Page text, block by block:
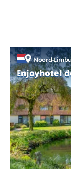
Noord-
Enjoyhotel